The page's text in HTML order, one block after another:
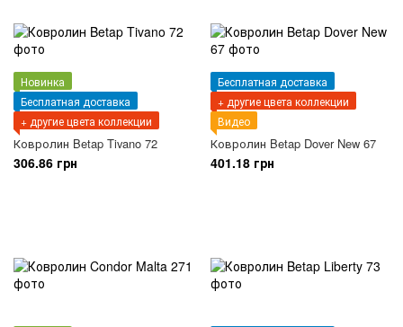
Новинка
Бесплатная доставка
+ другие цвета коллекции
Ковролин Betap Tivano 72
306.86 грн
Бесплатная доставка
+ другие цвета коллекции
Видео
Ковролин Betap Dover New 67
401.18 грн